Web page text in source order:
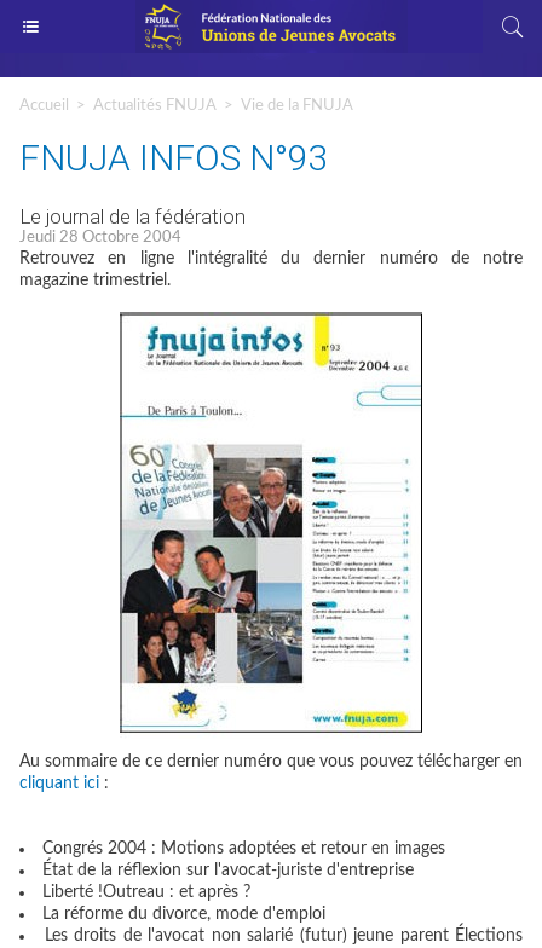
Accueil > Actualités FNUJA > Vie de la FNUJA
FNUJA INFOS N°93
Le journal de la fédération
Jeudi 28 Octobre 2004
Retrouvez en ligne l'intégralité du dernier numéro de notre
magazine trimestriel.
Au sommaire de ce dernier numéro que vous pouvez télécharger en
cliquant ici :
Congrés 2004 : Motions adoptées et retour en images
État de la réflexion sur l'avocat-juriste d'entreprise
Liberté !Outreau : et après ?
La réforme du divorce, mode d'emploi
Les droits de l'avocat non salarié (futur) jeune parent Élections